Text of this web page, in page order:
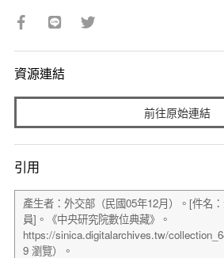
資源連結
前往原始連結
引用